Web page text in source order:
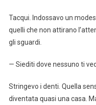
Tacqui. Indossavo un
quelli che non attirano
gli sguardi.
— Siediti dove nessuno ti
Stringevo i denti. Quella
diventata quasi una casa.